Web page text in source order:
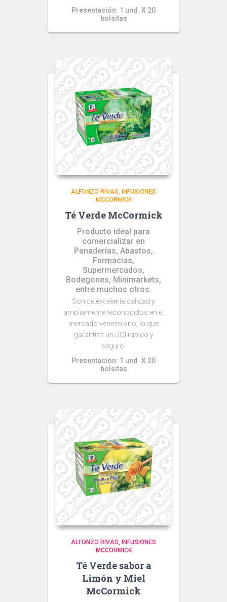
Presentación: 1 und. X 20
bolsitas
ALFONZO RIVAS
INFUSIONES
MCCORMICK
Té Verde McCormick
Producto ideal para
comercializar en
Panaderías, Abastos,
Farmacias,
Supermercados,
Bodegones, Minimarkets,
entre muchos otros.
Son de excelente calidad y
ampliamente reconocidos en el
mercado venezolano, lo que
garantiza un ROI rápido y
seguro.
Presentación: 1 und. X 20
bolsitas
ALFONZO RIVAS
INFUSIONES
MCCORMICK
Té Verde sabor a
Limón y Miel
McCormick